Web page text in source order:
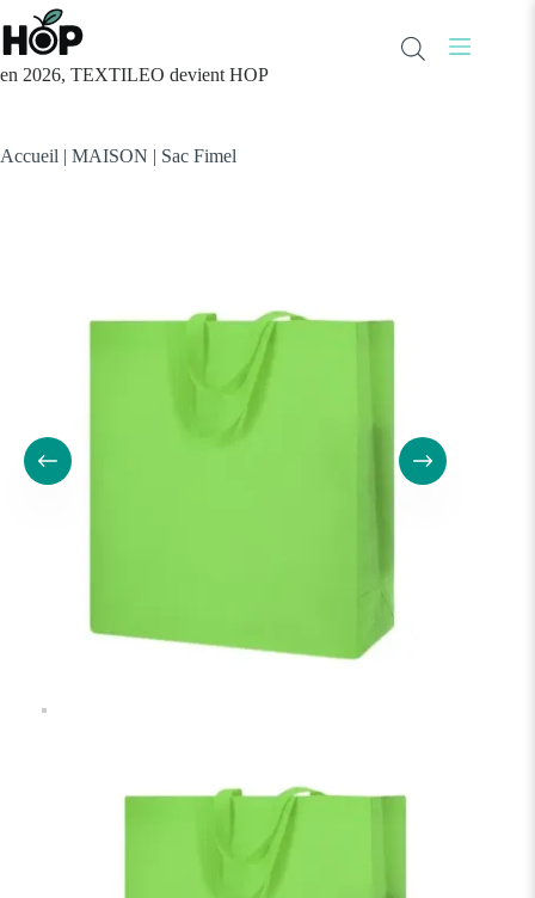
Passer
au
contenu
en 2026, TEXTILEO devient HOP
Accueil | MAISON | Sac Fimel